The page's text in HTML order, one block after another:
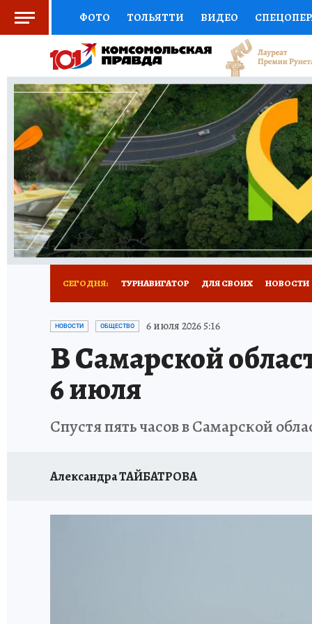
ФОТО ТОЛЬЯТТИ ВИДЕО
СОЦПОДДЕРЖКА НАУКА СПОРТ
ВЫБОР ЭКСПЕРТОВ ДОКТОР
КНИЖНАЯ ПОЛКА ПРОГНОЗЫ НА СПОРТ
ПРЕСС-ЦЕНТР НЕДВИЖИМОСТЬ
КОЛЛЕКЦИИ КП РЕКЛАМА ОБЪЯВЛЕНИЯ
СЕГОДНЯ: ТУРНАВИГАТОР ДЛЯ СВОИХ НОВОСТИ
НАДЕЖНЫЕ РАБОТОДАТЕЛИ
НОВЫЙ ГОД В САМАРЕ КП В МАХ
КУЙБЫШЕВ - ФРОНТУ
ЗАПОВЕДНАЯ РОССИЯ СЧАСТЬЕ В СЕМЬЕ
НОВОСТИ ОБЩЕСТВО 6 июля 2026 5:16
В Самарской
6 июля
Спустя пять часов в Самарской
Александра ТАЙБАТРОВА